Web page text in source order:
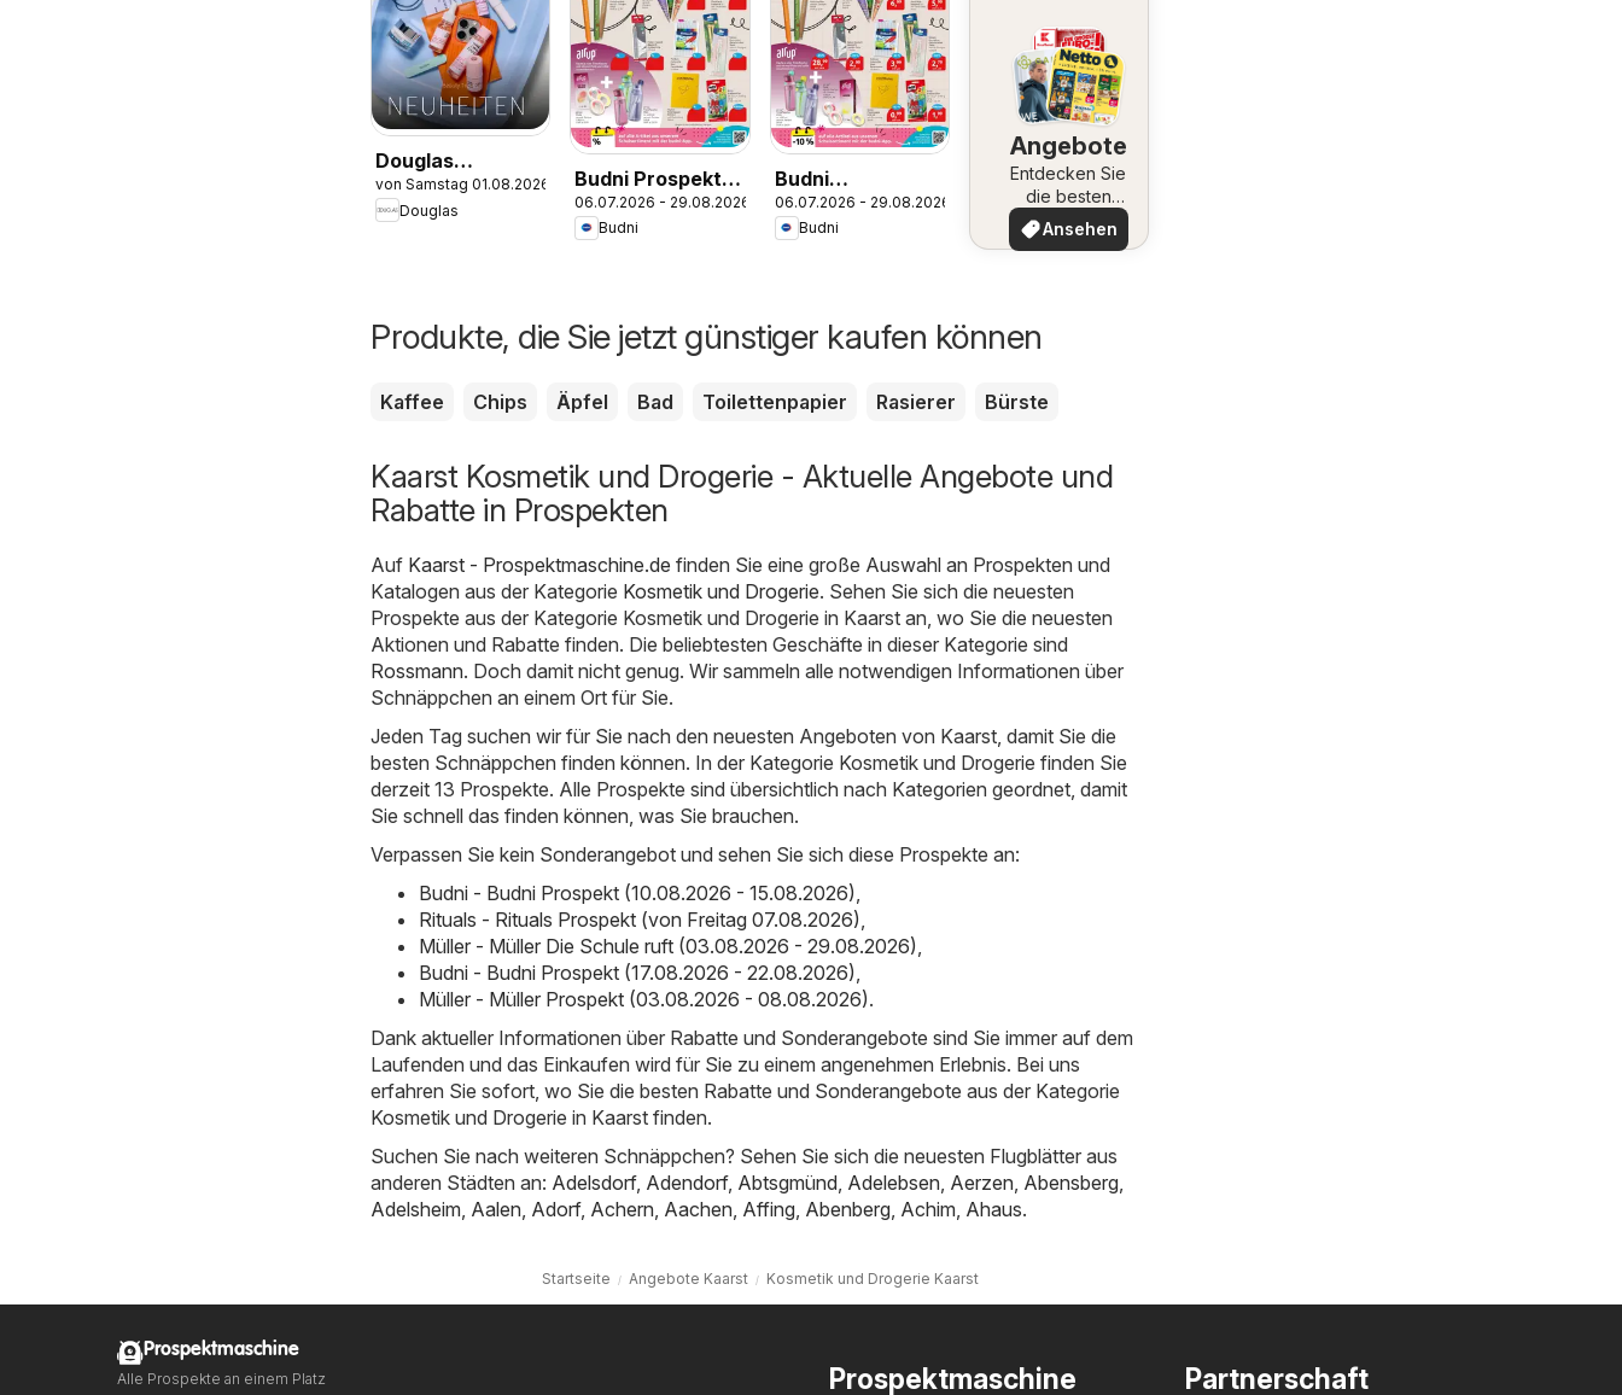
Douglas
Angebote
von Samstag 01.08.2026
Douglas
Budni Prospekt
Back to school
06.07.2026 - 29.08.2026
Budni
Budni
Schuleinleger
06.07.2026 - 29.08.2026
Budni
Angebote
Entdecken Sie
die besten
Angebote
Ansehen
Produkte, die Sie jetzt günstiger kaufen können
Kaffee Chips Äpfel Bad Toilettenpapier Rasierer Bürste
Kaarst Kosmetik und Drogerie - Aktuelle Angebote und
Rabatte in Prospekten
Auf Kaarst - Prospektmaschine.de finden Sie eine große Auswahl an Prospekten und
Katalogen aus der Kategorie Kosmetik und Drogerie. Sehen Sie sich die neuesten
Prospekte aus der Kategorie Kosmetik und Drogerie in Kaarst an, wo Sie die neuesten
Aktionen und Rabatte finden. Die beliebtesten Geschäfte in dieser Kategorie sind
Rossmann. Doch damit nicht genug. Wir sammeln alle notwendigen Informationen über
Schnäppchen an einem Ort für Sie.
Jeden Tag suchen wir für Sie nach den neuesten Angeboten von Kaarst, damit Sie die
besten Schnäppchen finden können. In der Kategorie Kosmetik und Drogerie finden Sie
derzeit 13 Prospekte. Alle Prospekte sind übersichtlich nach Kategorien geordnet, damit
Sie schnell das finden können, was Sie brauchen.
Verpassen Sie kein Sonderangebot und sehen Sie sich diese Prospekte an:
Budni - Budni Prospekt (10.08.2026 - 15.08.2026)
Rituals - Rituals Prospekt (von Freitag 07.08.2026)
Müller - Müller Die Schule ruft (03.08.2026 - 29.08.2026)
Budni - Budni Prospekt (17.08.2026 - 22.08.2026)
Müller - Müller Prospekt (03.08.2026 - 08.08.2026).
Dank aktueller Informationen über Rabatte und Sonderangebote sind Sie immer auf dem
Laufenden und das Einkaufen wird für Sie zu einem angenehmen Erlebnis. Bei uns
erfahren Sie sofort, wo Sie die besten Rabatte und Sonderangebote aus der Kategorie
Kosmetik und Drogerie in Kaarst finden.
Suchen Sie nach weiteren Schnäppchen? Sehen Sie sich die neuesten Flugblätter aus
anderen Städten an: Adelsdorf, Adendorf, Abtsgmünd Adelebsen Aerzen Abensberg
Adelsheim Aalen Adorf, Achern Aachen Affing Abenberg Achim Ahaus.
Startseite Angebote Kaarst Kosmetik und Drogerie Kaarst
Prospektmaschine Partnerschaft
Prospektmaschine
Alle Prospekte an einem Platz